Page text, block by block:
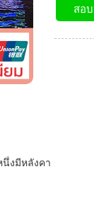
สอ
งมีหลังคา